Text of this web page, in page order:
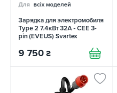
Для всіх моделей
Зарядка для электромобиля
Type 2 7.4кВт 32А - CEE 3-
pin (EVEUS) Svartex
9 750 ₴